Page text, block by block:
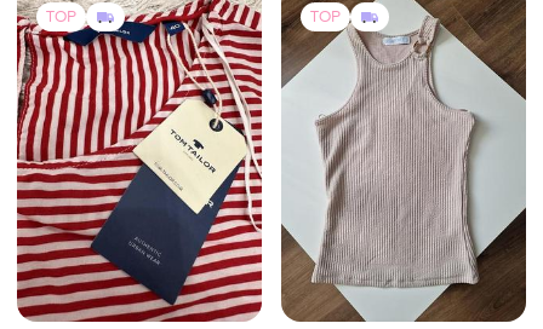
650 грн 14
Tom Tailor
Жіноча кофтинка tom tailor
розмір l нова
300 грн
Primark
Майка топ бежева в рубчик
primark xs-s 34-36